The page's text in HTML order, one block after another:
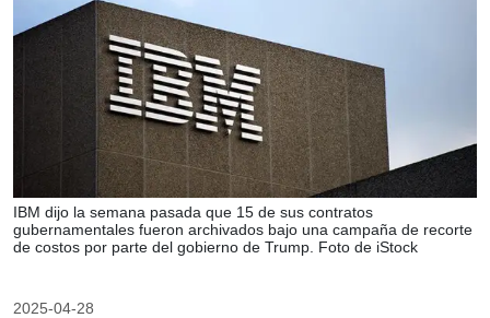
IBM dijo la semana pasada que 15 de sus contratos
gubernamentales fueron archivados bajo una campaña de recorte
de costos por parte del gobierno de Trump. Foto de iStock
2025-04-28